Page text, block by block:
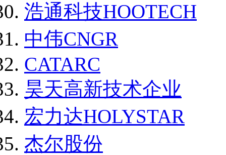
浩通科技HOOTECH
中伟CNGR
CATARC
昊天高新技术企业
宏力达HOLYSTAR
杰尔股份